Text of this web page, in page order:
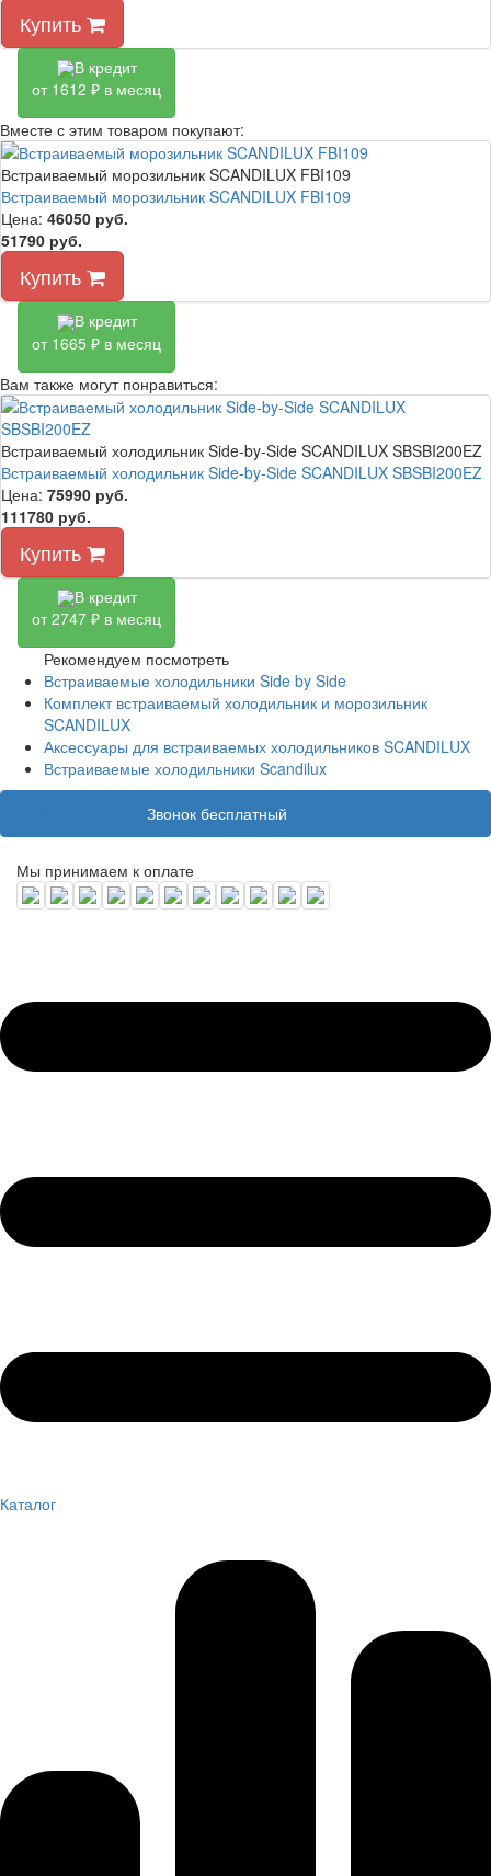
Купить
В кредит
от 1612 ₽ в месяц
Вместе с этим товаром покупают:
Встраиваемый морозильник SCANDILUX FBI109
Встраиваемый морозильник SCANDILUX FBI109
Цена: 46050 руб.
51790 руб.
Купить
В кредит
от 1665 ₽ в месяц
Вам также могут понравиться:
Встраиваемый холодильник Side-by-Side SCANDILUX SBSBI200EZ
Встраиваемый холодильник Side-by-Side SCANDILUX SBSBI200EZ
Цена: 75990 руб.
111780 руб.
Купить
В кредит
от 2747 ₽ в месяц
Рекомендуем посмотреть
Встраиваемые холодильники Side by Side
Комплект встраиваемый холодильник и морозильник
SCANDILUX
Аксессуары для встраиваемых холодильников SCANDILUX
Встраиваемые холодильники Scandilux
Звонок бесплатный
Мы принимаем к оплате
Каталог